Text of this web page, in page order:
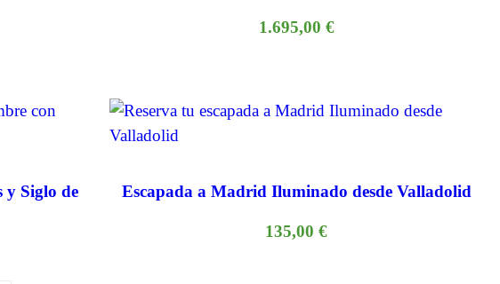
1.695,00 €
Siglo de
Escapada a Madrid Iluminado desde Valladolid
135,00€